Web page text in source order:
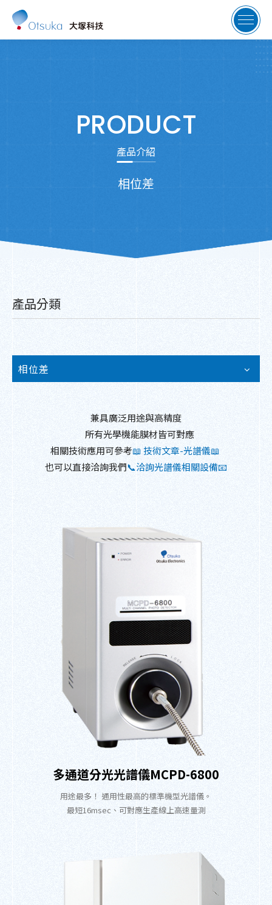
PRODUCT
產品介紹
相位差
產品分類
相位差
兼具廣泛用途與高精度
所有光學機能膜材皆可對應
相關技術應用可參考📖 技術文章-光譜儀📖
也可以直接洽詢我們📞洽詢光譜儀相關設備📧
多通道分光光譜儀MCPD-6800
用途最多！ 通用性最高的標準機型光譜儀。
最短16msec、可對應生產線上高速量測